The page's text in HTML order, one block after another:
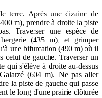
terre. Après une dizaine de
m), prendre à droite la piste
Traverser une espèce de
(435 m), et grimper
une bifurcation (490 m) où il
celui de gauche. Traverser un
qui s'élève à droite au-dessus
(604 m). Ne pas aller
la piste de gauche qui passe
le long d'une prairie clôturée